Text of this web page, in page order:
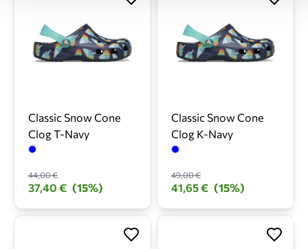
Classic Snow Cone
Clog T-Navy
44,00 €
37,40 € (15%)
Classic Snow Cone
Clog K-Navy
49,00 €
41,65 € (15%)